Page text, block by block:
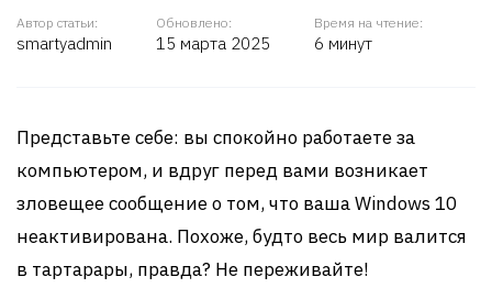
Автор статьи:
smartyadmin
Обновлено:
15 марта 2025
Время на чтение:
6 минут
Представьте себе: вы спокойно работаете за
компьютером, и вдруг перед вами возникает
зловещее сообщение о том, что ваша Windows 10
неактивирована. Похоже, будто весь мир валится
в тартарары, правда? Не переживайте!